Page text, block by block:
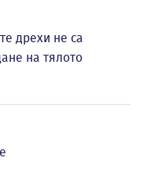
дрехи не са
на тялото